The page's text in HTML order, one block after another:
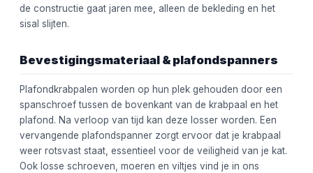
de constructie gaat jaren mee, alleen de bekleding en het
sisal slijten.
Bevestigingsmateriaal & plafondspanners
Plafondkrabpalen worden op hun plek gehouden door een
spanschroef tussen de bovenkant van de krabpaal en het
plafond. Na verloop van tijd kan deze losser worden. Een
vervangende plafondspanner zorgt ervoor dat je krabpaal
weer rotsvast staat, essentieel voor de veiligheid van je kat.
Ook losse schroeven, moeren en viltjes vind je in ons